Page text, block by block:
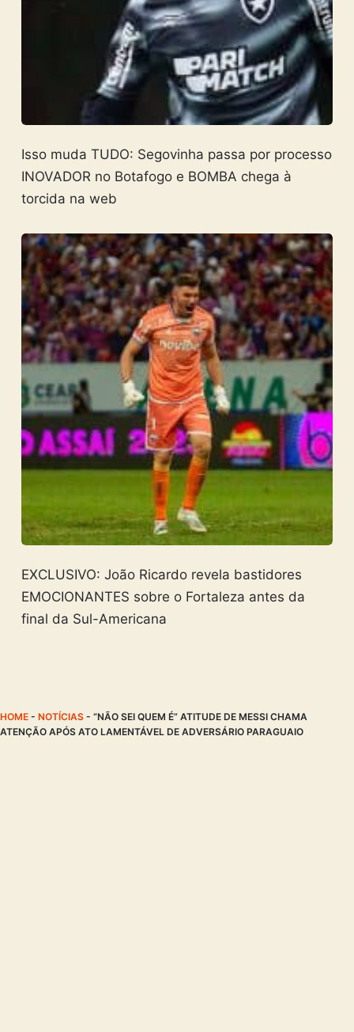
Isso muda TUDO: Segovinha passa por processo
INOVADOR no Botafogo e BOMBA chega à
torcida na web
EXCLUSIVO: João Ricardo revela bastidores
EMOCIONANTES sobre o Fortaleza antes da
final da Sul-Americana
HOME - NOTÍCIAS - “NÃO SEI QUEM É” ATITUDE DE MESSI CHAMA
ATENÇÃO APÓS ATO LAMENTÁVEL DE ADVERSÁRIO PARAGUAIO